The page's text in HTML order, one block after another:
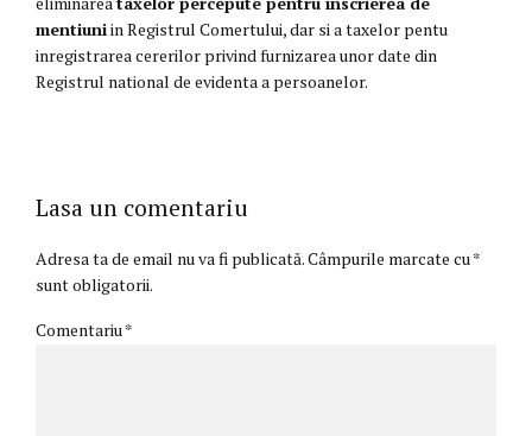
mentiuniin Registrul Comertului, dar si a taxelor pentu
inregistrarea cererilor privind furnizarea unor date din
Registrul national de evidenta a persoanelor.
Lasa un comentariu
Adresa ta de email nu va fi publicată. Câmpurile marcate cu *
sunt obligatorii.
Comentariu*